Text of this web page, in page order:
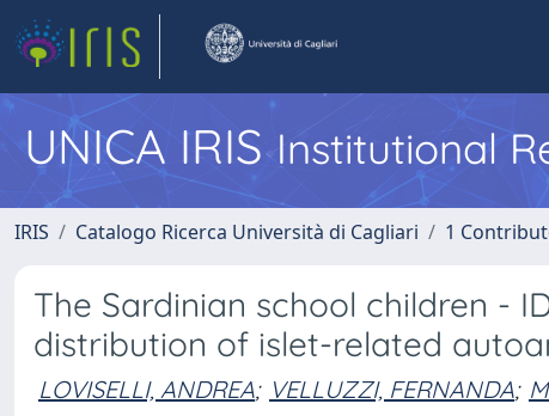
UNICA IRISInstitutional
IRIS Catalogo Ricerca Università di Cagliari 1
The Sardinian school children -
distribution of islet-related
LOVISELLI, ANDREA; VELLUZZI, FERNANDA;